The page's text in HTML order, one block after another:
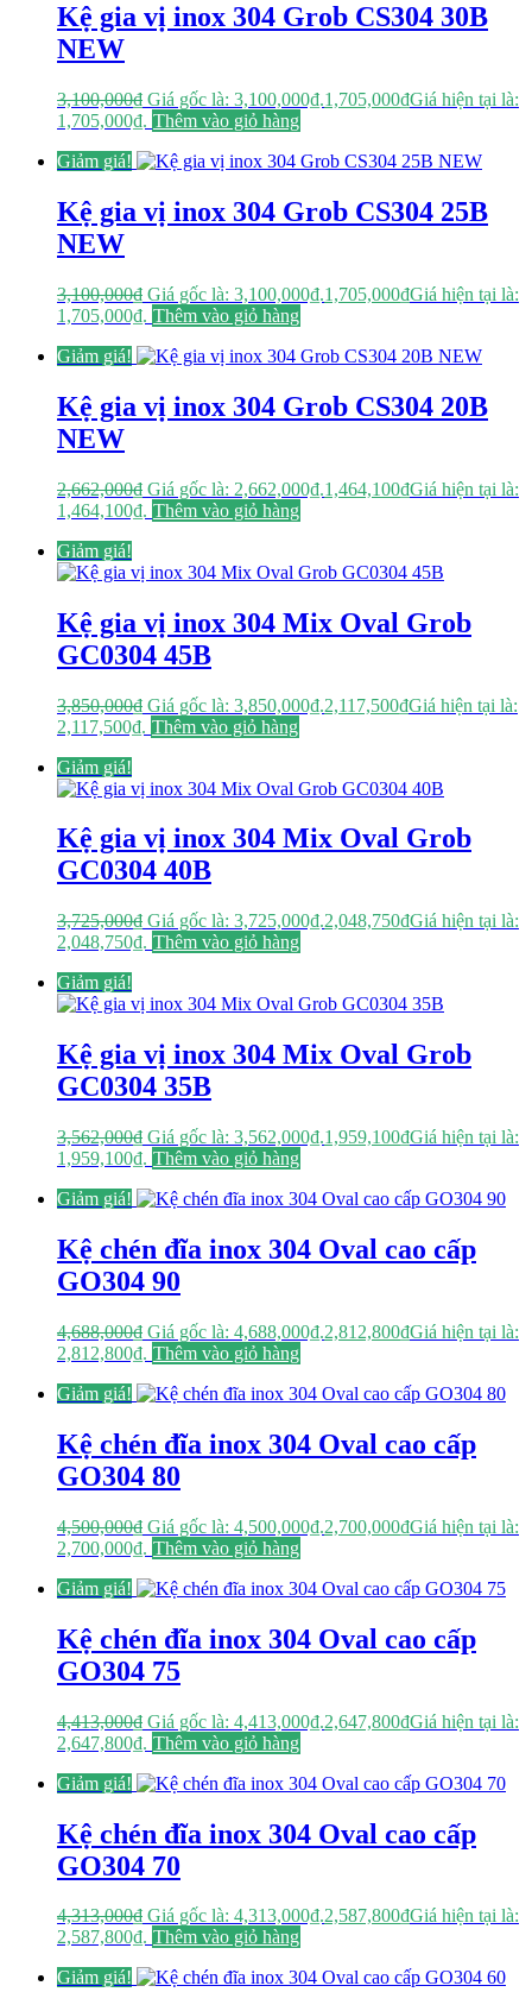
Kệ gia vị inox 304 Grob CS304 30B
NEW
3,100,000₫ Giá gốc là: 3,100,000₫.1,705,000₫Giá hiện tại là:
1,705,000₫. Thêm vào giỏ hàng
Giảm giá!
Kệ gia vị inox 304 Grob CS304 25B
NEW
3,100,000₫ Giá gốc là: 3,100,000₫.1,705,000₫Giá hiện tại là:
1,705,000₫. Thêm vào giỏ hàng
Giảm giá!
Kệ gia vị inox 304 Grob CS304 20B
NEW
2,662,000₫ Giá gốc là: 2,662,000₫.1,464,100₫Giá hiện tại là:
1,464,100₫. Thêm vào giỏ hàng
Giảm giá!
Kệ gia vị inox 304 Mix Oval Grob
GC0304 45B
3,850,000₫ Giá gốc là: 3,850,000₫.2,117,500₫Giá hiện tại là:
2,117,500₫. Thêm vào giỏ hàng
Giảm giá!
Kệ gia vị inox 304 Mix Oval Grob
GC0304 40B
3,725,000₫ Giá gốc là: 3,725,000₫.2,048,750₫Giá hiện tại là:
2,048,750₫. Thêm vào giỏ hàng
Giảm giá!
Kệ gia vị inox 304 Mix Oval Grob
GC0304 35B
3,562,000₫ Giá gốc là: 3,562,000₫.1,959,100₫Giá hiện tại là:
1,959,100₫. Thêm vào giỏ hàng
Giảm giá!
Kệ chén đĩa inox 304 Oval cao cấp
GO304 90
4,688,000₫ Giá gốc là: 4,688,000₫.2,812,800₫Giá hiện tại là:
2,812,800₫. Thêm vào giỏ hàng
Giảm giá!
Kệ chén đĩa inox 304 Oval cao cấp
GO304 80
4,500,000₫ Giá gốc là: 4,500,000₫.2,700,000₫Giá hiện tại là:
2,700,000₫. Thêm vào giỏ hàng
Giảm giá!
Kệ chén đĩa inox 304 Oval cao cấp
GO304 75
4,413,000₫ Giá gốc là: 4,413,000₫.2,647,800₫Giá hiện tại là:
2,647,800₫. Thêm vào giỏ hàng
Giảm giá!
Kệ chén đĩa inox 304 Oval cao cấp
GO304 70
4,313,000₫ Giá gốc là: 4,313,000₫.2,587,800₫Giá hiện tại là:
2,587,800₫. Thêm vào giỏ hàng
Giảm giá!